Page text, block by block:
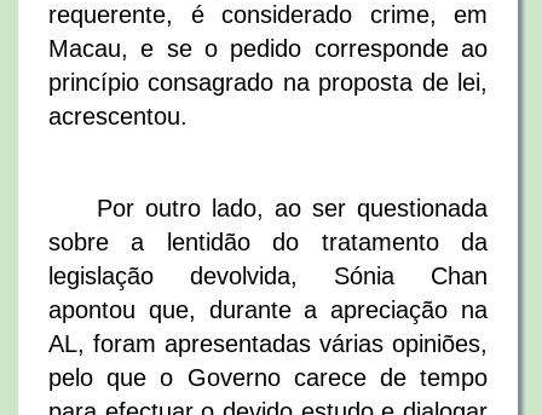
requerente, é considerado crime, em
Macau, e se o pedido corresponde ao
princípio consagrado na proposta de lei,
acrescentou.
Por outro lado, ao ser questionada
sobre a lentidão do tratamento da
legislação devolvida, Sónia Chan
apontou que, durante a apreciação na
AL, foram apresentadas várias opiniões,
pelo que o Governo carece de tempo